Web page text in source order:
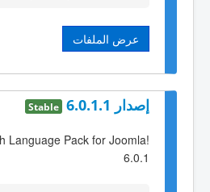
عرض الملفات
إصدار 6.0.1.1 Stable
Language Pack for Joomla!
6.0.1